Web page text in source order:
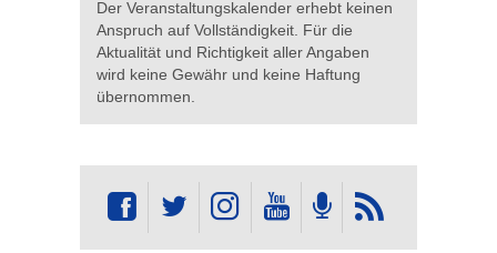
Der Veranstaltungskalender erhebt keinen
Anspruch auf Vollständigkeit. Für die
Aktualität und Richtigkeit aller Angaben
wird keine Gewähr und keine Haftung
übernommen.